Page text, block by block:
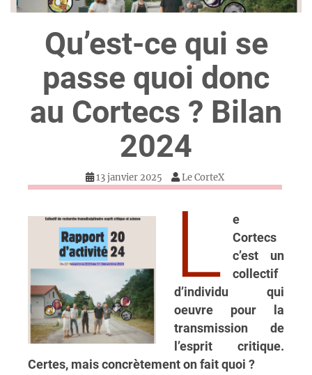
Qu’est-ce qui se
passe quoi donc
au Cortecs ? Bilan
2024
13 janvier 2025 Le CorteX
L
e
Cortecs
c’est un
collectif
d’individu qui
oeuvre pour la
transmission de
l’esprit critique.
Certes, mais concrètement on fait quoi ?